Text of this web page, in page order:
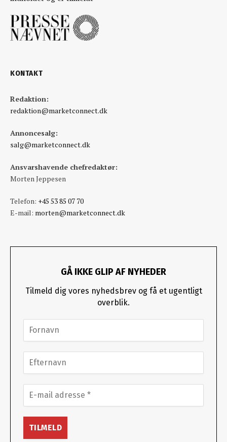
KONTAKT
Redaktion:
redaktion@marketconnect.dk
Annoncesalg:
salg@marketconnect.dk
Ansvarshavende chefredaktør:
Morten Jeppesen
Telefon: +45 53 85 07 70
E-mail: morten@marketconnect.dk
GÅ IKKE GLIP AF NYHEDER
Tilmeld dig vores nyhedsbrev og få et ugentligt
overblik.